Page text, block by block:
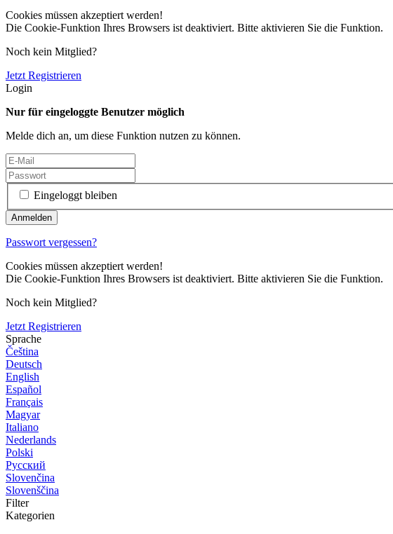
Cookies müssen akzeptiert werden!
Die Cookie-Funktion Ihres Browsers ist deaktiviert. Bitte aktivieren Sie die Funktion.
Noch kein Mitglied?
Jetzt Registrieren
Login
Nur für eingeloggte Benutzer möglich
Melde dich an, um diese Funktion nutzen zu können.
Eingeloggt bleiben
Passwort vergessen?
Cookies müssen akzeptiert werden!
Die Cookie-Funktion Ihres Browsers ist deaktiviert. Bitte aktivieren Sie die Funktion.
Noch kein Mitglied?
Jetzt Registrieren
Sprache
Čeština
Deutsch
English
Español
Français
Magyar
Italiano
Nederlands
Polski
Русский
Slovenčina
Slovenščina
Filter
Kategorien